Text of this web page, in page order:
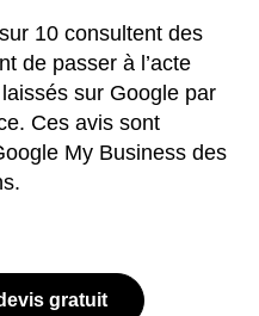
10 consultent des
de passer à l’acte
sur Google par
Ces avis sont
My Business des
gratuit